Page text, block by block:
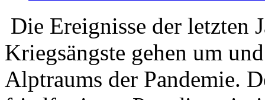
Die Ereignisse der letzten
Kriegsängste gehen um
Alptraums der Pandemie.